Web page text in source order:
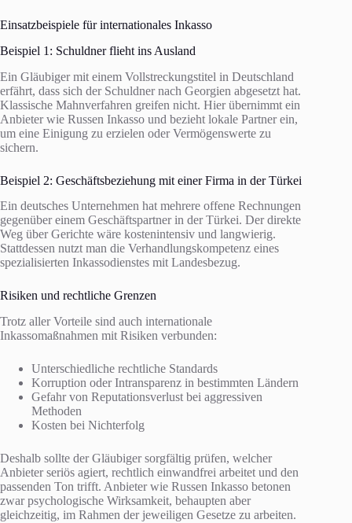
Einsatzbeispiele für internationales Inkasso
Beispiel 1: Schuldner flieht ins Ausland
Ein Gläubiger mit einem Vollstreckungstitel in Deutschland
erfährt, dass sich der Schuldner nach Georgien abgesetzt hat.
Klassische Mahnverfahren greifen nicht. Hier übernimmt ein
Anbieter wie Russen Inkasso und bezieht lokale Partner ein,
um eine Einigung zu erzielen oder Vermögenswerte zu
sichern.
Beispiel 2: Geschäftsbeziehung mit einer Firma in der Türkei
Ein deutsches Unternehmen hat mehrere offene Rechnungen
gegenüber einem Geschäftspartner in der Türkei. Der direkte
Weg über Gerichte wäre kostenintensiv und langwierig.
Stattdessen nutzt man die Verhandlungskompetenz eines
spezialisierten Inkassodienstes mit Landesbezug.
Risiken und rechtliche Grenzen
Trotz aller Vorteile sind auch internationale
Inkassomaßnahmen mit Risiken verbunden:
Unterschiedliche rechtliche Standards
Korruption oder Intransparenz in bestimmten Ländern
Gefahr von Reputationsverlust bei aggressiven
Methoden
Kosten bei Nichterfolg
Deshalb sollte der Gläubiger sorgfältig prüfen, welcher
Anbieter seriös agiert, rechtlich einwandfrei arbeitet und den
passenden Ton trifft. Anbieter wie Russen Inkasso betonen
zwar psychologische Wirksamkeit, behaupten aber
gleichzeitig, im Rahmen der jeweiligen Gesetze zu arbeiten.